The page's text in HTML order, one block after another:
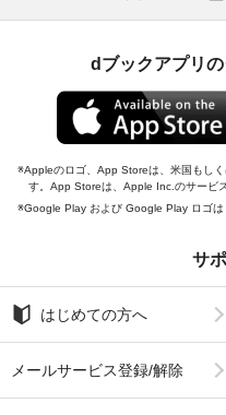
dブックアプリ
Appleのロゴ、App Storeは、米国もし
す。App Storeは、Apple Inc.のサービ
Google Play および Google Play ロゴは
サ
はじめての方へ
メールサービス登録/解除